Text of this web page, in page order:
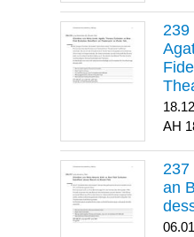
an